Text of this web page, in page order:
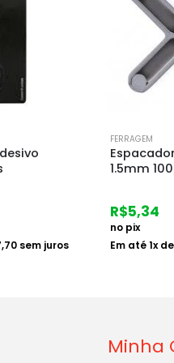
Piso
sem juros
FORA
FERRAGEM
Roldana
Afast 10
R$9,39
no pix
Em até1x de
Minha